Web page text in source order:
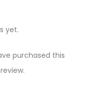
yet.
purchased this